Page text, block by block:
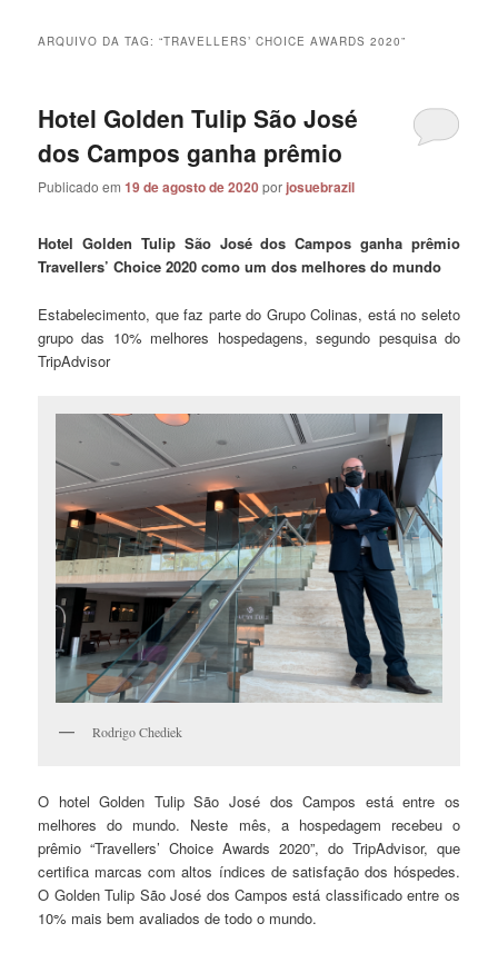
ARQUIVO DA TAG:“TRAVELLERS’ CHOICE AWARDS 2020”
Hotel Golden Tulip São José
dos Campos ganha prêmio
Publicado em19 de agosto de 2020porjosuebrazil
Hotel Golden Tulip São José dos Campos ganha prêmio
Travellers’ Choice 2020 como um dos melhores do mundo
Estabelecimento, que faz parte do Grupo Colinas, está no seleto
grupo das 10% melhores hospedagens, segundo pesquisa do
TripAdvisor
Rodrigo Chediek
O hotel Golden Tulip São José dos Campos está entre os
melhores do mundo. Neste mês, a hospedagem recebeu o
prêmio “Travellers’ Choice Awards 2020”, do TripAdvisor, que
certifica marcas com altos índices de satisfação dos hóspedes.
O Golden Tulip São José dos Campos está classificado entre os
10% mais bem avaliados de todo o mundo.